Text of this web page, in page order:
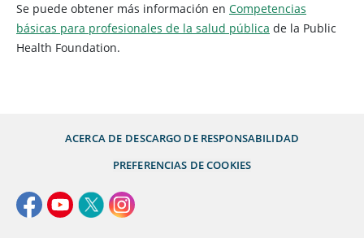
Se puede obtener más información en Competencias
básicas para profesionales de la salud pública de la Public
Health Foundation.
ACERCA DE DESCARGO DE RESPONSABILIDAD
PREFERENCIAS DE COOKIES